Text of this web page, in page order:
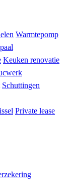
Warmtepomp
Keuken renovatie
Schuttingen
Private lease